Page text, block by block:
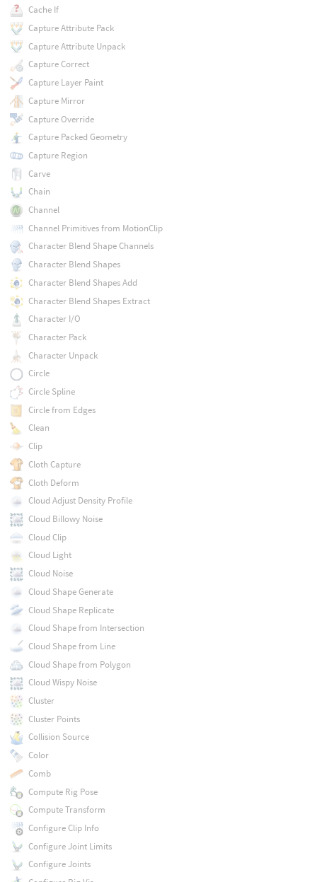
Cache If
Capture Attribute Pack
Capture Attribute Unpack
Capture Correct
Capture Layer Paint
Capture Mirror
Capture Override
Capture Packed Geometry
Capture Region
Carve
Chain
Channel
Channel Primitives from MotionClip
Character Blend Shape Channels
Character Blend Shapes
Character Blend Shapes Add
Character Blend Shapes Extract
Character I/O
Character Pack
Character Unpack
Circle
Circle Spline
Circle from Edges
Clean
Clip
Cloth Capture
Cloth Deform
Cloud Adjust Density Profile
Cloud Billowy Noise
Cloud Clip
Cloud Light
Cloud Noise
Cloud Shape Generate
Cloud Shape Replicate
Cloud Shape from Intersection
Cloud Shape from Line
Cloud Shape from Polygon
Cloud Wispy Noise
Cluster
Cluster Points
Collision Source
Color
Comb
Compute Rig Pose
Compute Transform
Configure Clip Info
Configure Joint Limits
Configure Joints